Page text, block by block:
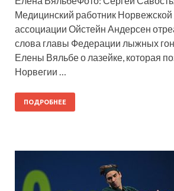
Медицинский работник
ассоциации Ойстейн Андерсен
слова главы Федерации лыжных
Елены Вяльбе о лазейке, которая
Норвегии …
ПОДРОБНЕЕ